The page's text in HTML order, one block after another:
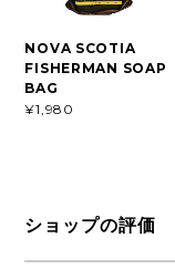
NOVA SCOTIA
FISHERMAN SOAP
BAG
¥1,980
ショップの評価